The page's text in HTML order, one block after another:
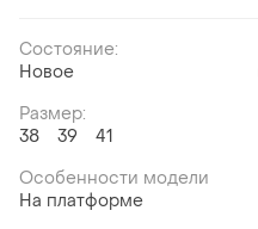
Состояние:
Новое
Размер:
38
39 41
Особенности модели
На платформе